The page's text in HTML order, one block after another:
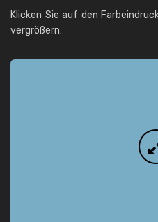
Klicken Sie auf den
vergrößern: